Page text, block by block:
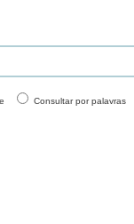
Consultar por palavras